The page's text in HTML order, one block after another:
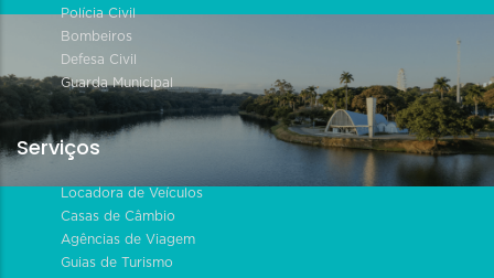
Polícia Civil
Bombeiros
Defesa Civil
Guarda Municipal
Serviços
Locadora de Veículos
Casas de Câmbio
Agências de Viagem
Guias de Turismo